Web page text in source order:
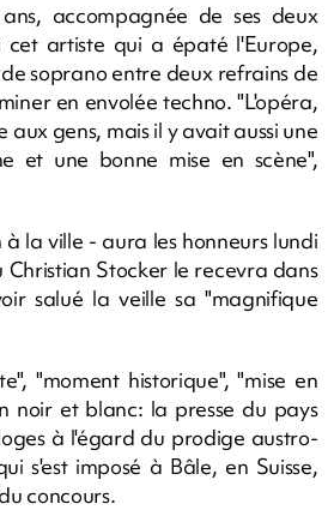
accompagnée de ses deux
cet artiste qui a épaté l'Europe,
soprano entre deux refrains de
en envolée techno. "L'opéra,
gens, mais il y avait aussi une
et une bonne mise en scène",
à la ville - aura les honneurs lundi
Christian Stocker le recevra dans
salué la veille sa "magnifique
"moment historique", "mise en
noir et blanc: la presse du pays
à l'égard du prodige austro-
s'est imposé à Bâle, en Suisse,
concours.